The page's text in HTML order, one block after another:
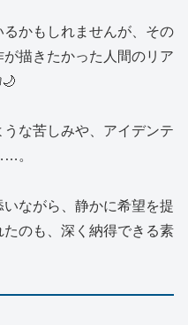
るかもしれませんが、その
描きたかった人間のリア
な苦しみや、アイデンテ
。
ながら、静かに希望を提
のも、深く納得できる素